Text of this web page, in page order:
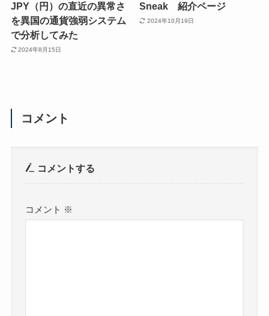
JPY（円）の直近の異常さ
を異国の通貨強弱システム
で分析してみた
2024年8月15日
Sneak 紹介ページ
2024年10月19日
コメント
コメントする
コメント ※